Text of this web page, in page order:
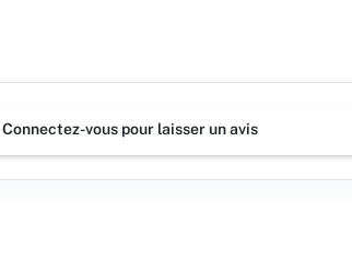
Connectez-vous pour laisser un avis